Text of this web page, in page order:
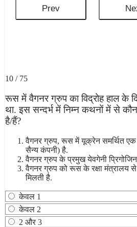
10 / 75
रूस में वैगनर ग्रुप का विद्रोह हाल के
था. इस सन्दर्भ में निम्न कथनों में से
है/हैं?
वैगनर ग्रुप, रूस में यूक्रेन समर्थित एक
सैन्य कंपनी) है.
वैगनर ग्रुप के प्रमुख येवगेनी
वैगनर ग्रुप को रूस के रक्षा मंत्रालय
मिलती है.
केवल 1
केवल 2
2 और 3